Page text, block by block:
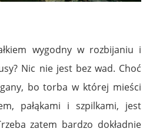
wygodny w rozbijaniu i
Nic nie jest bez wad. Choć
bo torba w której mieści
pałąkami i szpilkami, jest
zatem bardzo dokładnie